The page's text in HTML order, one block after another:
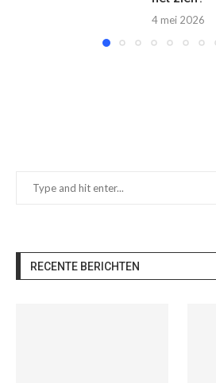
4 mei 2026
RECENTE BERICHTEN